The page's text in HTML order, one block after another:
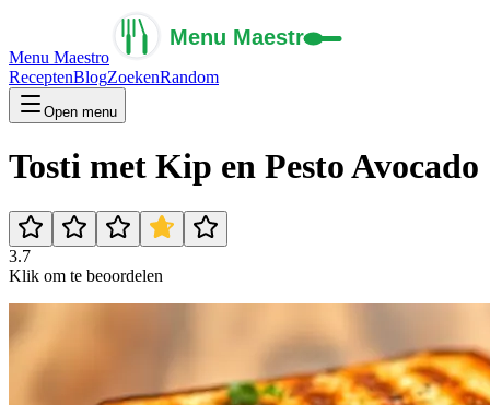
Menu Maestro
ReceptenBlogZoekenRandom
Open menu
Tosti met Kip en Pesto Avocado
3.7
Klik om te beoordelen